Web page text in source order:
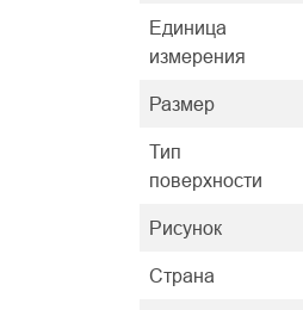
Единица
измерения
Размер
Тип
поверхности
Рисунок
Страна